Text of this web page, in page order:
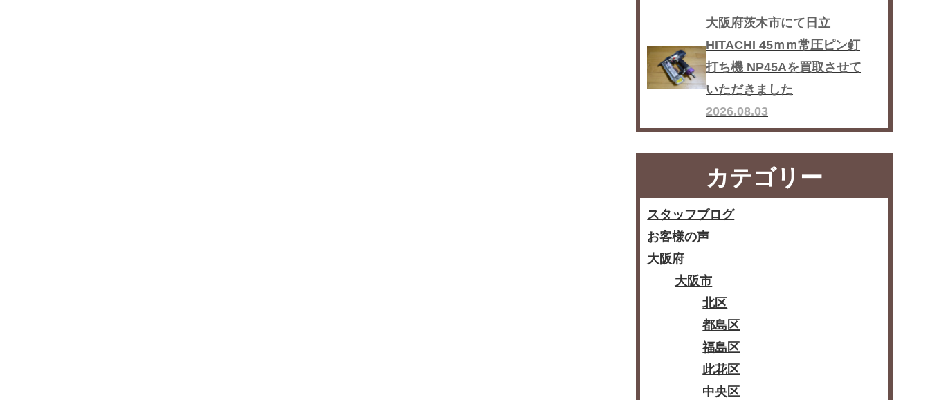
大阪府茨木市にて日立
HITACHI 45ｍｍ常圧ピン釘
打ち機 NP45Aを買取させて
いただきました
2026.08.03
カテゴリー
スタッフブログ
お客様の声
大阪府
大阪市
北区
都島区
福島区
此花区
中央区